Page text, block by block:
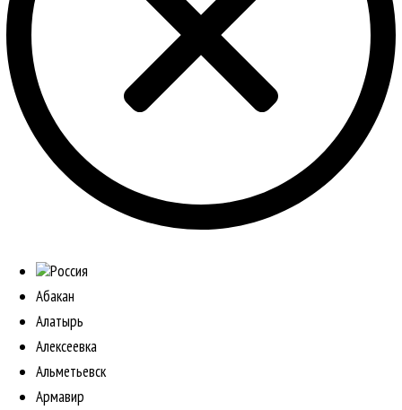
Россия
Абакан
Алатырь
Алексеевка
Альметьевск
Армавир